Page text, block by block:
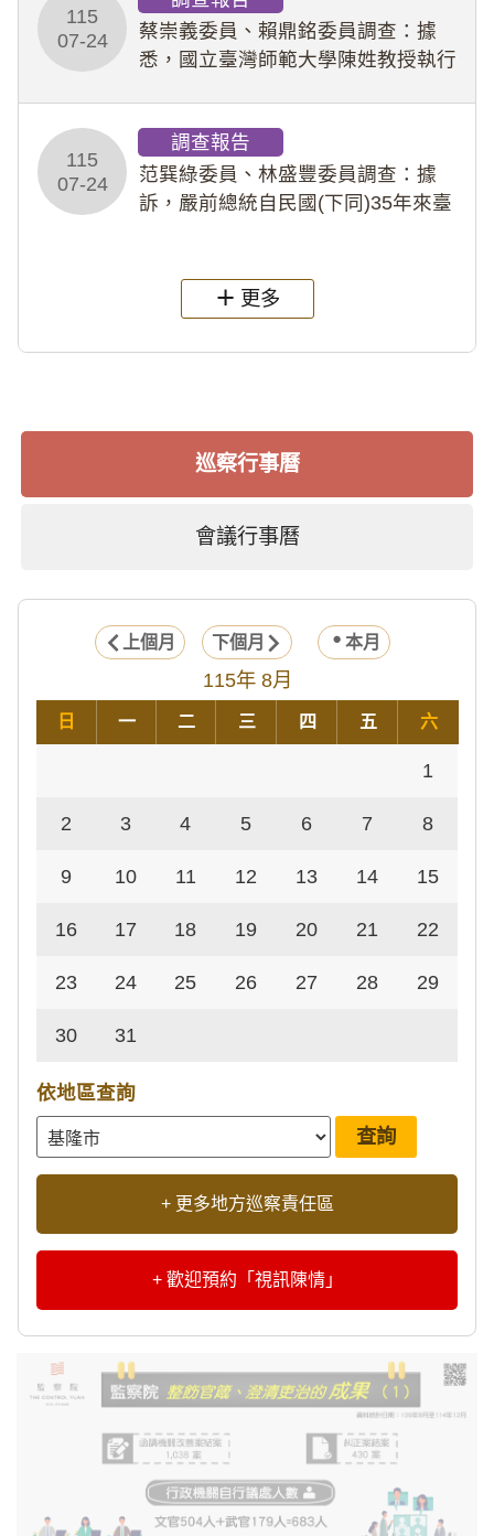
劉師。該生因畏懼成
115
07-24
蔡崇義委員、賴鼎銘委員調查：據
悉，國立臺灣師範大學陳姓教授執行
術倫理等情案調查報告。(115教調
31)
115
07-24
調查報告
范巽綠委員、林盛豐委員調查：據
訴，嚴前總統自民國(下同)35年來臺
過世後，總統府於89年間函請其家屬
繼續留住
更多
巡察行事曆
會議行事曆
上個月 下個月 本月
115年 8月
日 一 二 三 四 五 六
1
2 3 4 5 6 7 8
9 10 11 12 13 14 15
16 17 18 19 20 21 22
23 24 25 26 27 28 29
30 31
依地區查詢
+ 更多地方巡察責任區
+ 歡迎預約「視訊陳情」